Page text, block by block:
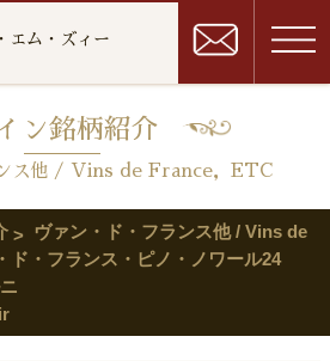
エム・ズィー
ン銘柄紹介
ンス他 / Vins de France，ETC
ヴァン・ド・フランス他 / Vins de
ド・フランス・ピノ・ノワール24